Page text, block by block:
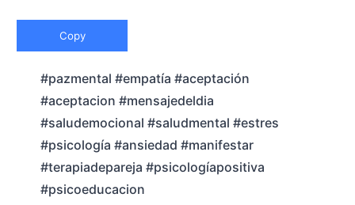
Copy
#pazmental #empatía #aceptación
#aceptacion #mensajedeldia
#saludemocional #saludmental #estres
#psicología #ansiedad #manifestar
#terapiadepareja #psicologíapositiva
#psicoeducacion